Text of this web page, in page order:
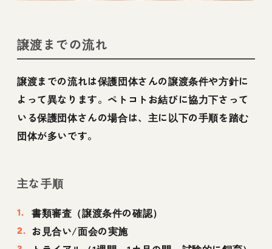
譲渡までの流れ
譲渡までの流れは保護団体さんの譲渡条件や方針に
よって異なります。ペトコトお結びに協力下さって
いる保護団体さんの場合は、主に以下の手順を踏む
団体が多いです。
主な手順
書類審査（譲渡条件の確認）
お見合い/面会の実施